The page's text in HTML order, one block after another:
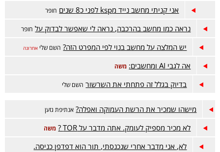
אני קניתי מחשב נייד מksp לפני כ8 שנים חופר
נראה כמו מחשב בהרכבה, נראה לי שאפשר לבדוק על חופר
יש המלצה על מחשב בנוי לפי המפרט הזה? השם שלי אחרונה
אה לגבי AI ומחשבים: משה
בדיוק בגלל זה פתחתי את השרשור השם שלי
מישהו שמכיר את הרשת העמוקה ואפלה? אנתיפת גזען
לא מכיר מספיק לעומק. אתה מדבר על TOR ? משה
לא, אני מדבר אחרי שנכנסתי, תור הוא דפדפן כניסה.